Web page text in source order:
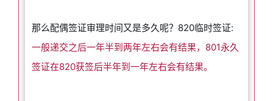
那么配偶签证审理时间又是多久呢？820临时签证:
一般递交之后一年半到两年左右会有结果，801永久
签证在820获签后半年到一年左右会有结果。